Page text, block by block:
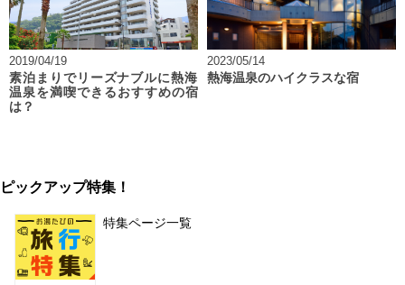
2019/04/19
素泊まりでリーズナブルに熱海
温泉を満喫できるおすすめの宿
は？
2023/05/14
熱海温泉のハイクラスな宿
ピックアップ特集！
特集ページ一覧